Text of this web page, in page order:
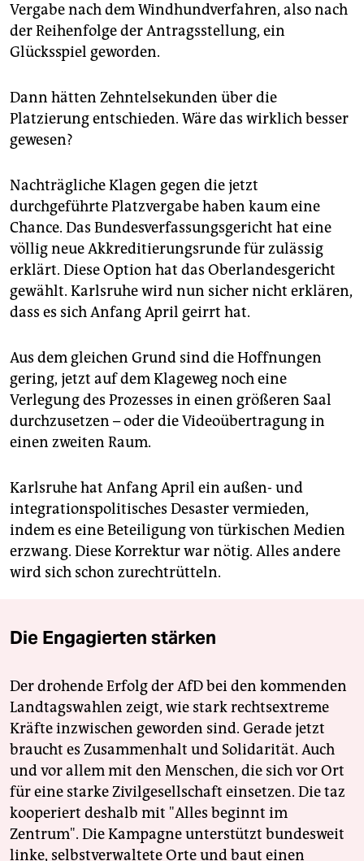
Vergabe nach dem Windhundverfahren, also nach
der Reihenfolge der Antragsstellung, ein
Glücksspiel geworden.
Dann hätten Zehntelsekunden über die
Platzierung entschieden. Wäre das wirklich besser
gewesen?
Nachträgliche Klagen gegen die jetzt
durchgeführte Platzvergabe haben kaum eine
Chance. Das Bundesverfassungsgericht hat eine
völlig neue Akkreditierungsrunde für zulässig
erklärt. Diese Option hat das Oberlandesgericht
gewählt. Karlsruhe wird nun sicher nicht erklären,
dass es sich Anfang April geirrt hat.
Aus dem gleichen Grund sind die Hoffnungen
gering, jetzt auf dem Klageweg noch eine
Verlegung des Prozesses in einen größeren Saal
durchzusetzen – oder die Videoübertragung in
einen zweiten Raum.
Karlsruhe hat Anfang April ein außen- und
integrationspolitisches Desaster vermieden,
indem es eine Beteiligung von türkischen Medien
erzwang. Diese Korrektur war nötig. Alles andere
wird sich schon zurechtrütteln.
Die Engagierten stärken
Der drohende Erfolg der AfD bei den kommenden
Landtagswahlen zeigt, wie stark rechtsextreme
Kräfte inzwischen geworden sind. Gerade jetzt
braucht es Zusammenhalt und Solidarität. Auch
und vor allem mit den Menschen, die sich vor Ort
für eine starke Zivilgesellschaft einsetzen. Die taz
kooperiert deshalb mit "Alles beginnt im
Zentrum". Die Kampagne unterstützt bundesweit
linke, selbstverwaltete Orte und baut einen